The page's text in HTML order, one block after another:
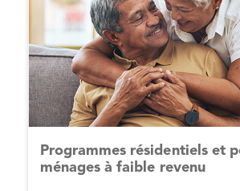
Programmes résidentiels et
ménages à faible revenu